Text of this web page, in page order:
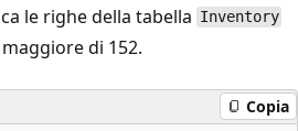
le righe della tabella Inventory
di 152.
Copia